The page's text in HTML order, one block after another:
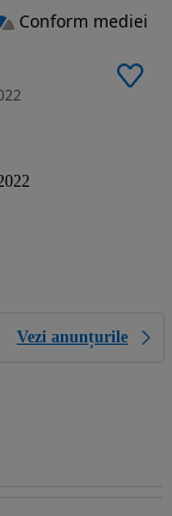
Vezi anunțurile
Conform mediei